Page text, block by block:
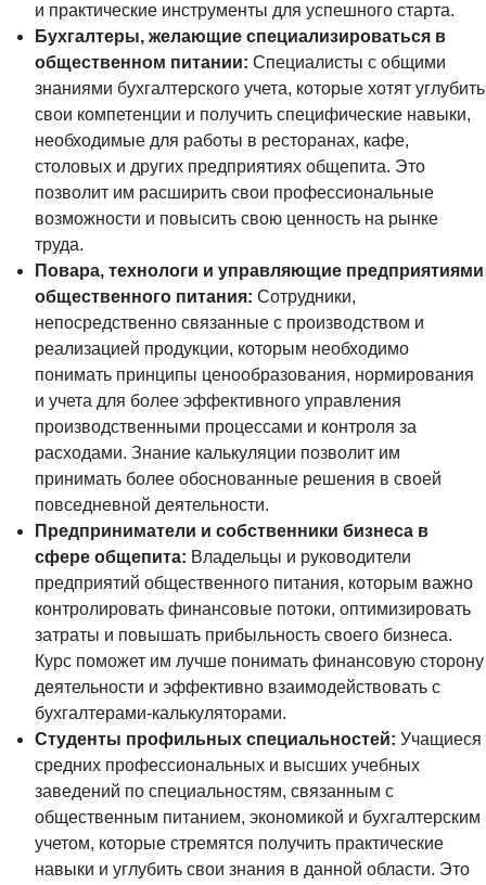
и практические инструменты для успешного старта.
Бухгалтеры, желающие специализироваться в
общественном питании: Специалисты с общими
знаниями бухгалтерского учета, которые хотят углубить
свои компетенции и получить специфические навыки,
необходимые для работы в ресторанах, кафе,
столовых и других предприятиях общепита. Это
позволит им расширить свои профессиональные
возможности и повысить свою ценность на рынке
труда.
Повара, технологи и управляющие предприятиями
общественного питания: Сотрудники,
непосредственно связанные с производством и
реализацией продукции, которым необходимо
понимать принципы ценообразования, нормирования
и учета для более эффективного управления
производственными процессами и контроля за
расходами. Знание калькуляции позволит им
принимать более обоснованные решения в своей
повседневной деятельности.
Предприниматели и собственники бизнеса в
сфере общепита: Владельцы и руководители
предприятий общественного питания, которым важно
контролировать финансовые потоки, оптимизировать
затраты и повышать прибыльность своего бизнеса.
Курс поможет им лучше понимать финансовую сторону
деятельности и эффективно взаимодействовать с
бухгалтерами-калькуляторами.
Студенты профильных специальностей: Учащиеся
средних профессиональных и высших учебных
заведений по специальностям, связанным с
общественным питанием, экономикой и бухгалтерским
учетом, которые стремятся получить практические
навыки и углубить свои знания в данной области. Это